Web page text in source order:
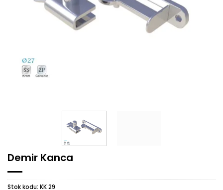
Demir Kanca
Stok kodu: KK 29